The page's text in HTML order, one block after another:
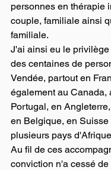
personnes en thérapie
couple, familiale ainsi
familiale.
J'ai ainsi eu le
des centaines de
Vendée, partout en
également au Canada,
Portugal, en
en Belgique, en Suisse
plusieurs pays
Au fil de ces
conviction n'a cessé de